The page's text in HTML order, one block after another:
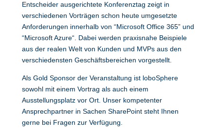
Entscheider ausgerichtete Konferenztag zeigt in
verschiedenen Vorträgen schon heute umgesetzte
Anforderungen innerhalb von “Microsoft Office 365” und
“Microsoft Azure“. Dabei werden praxisnahe Beispiele
aus der realen Welt von Kunden und MVPs aus den
verschiedensten Geschäftsbereichen vorgestellt.
Als Gold Sponsor der Veranstaltung ist loboSphere
sowohl mit einem Vortrag als auch einem
Ausstellungsplatz vor Ort. Unser kompetenter
Ansprechpartner in Sachen SharePoint steht Ihnen
gerne bei Fragen zur Verfügung.